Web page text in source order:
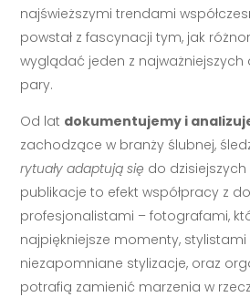
najświeższymi trendami
powstał z fascynacji tym, jak
wyglądać jeden z najważniejszych
pary.
Od lat dokumentujemy i
zachodzące w branży ślubnej,
rytuały adaptują się do dzisiejszych
publikacje to efekt współpracy z
profesjonalistami – fotografami,
najpiękniejsze momenty,
niezapomniane stylizacje, oraz
potrafią zamienić marzenia w